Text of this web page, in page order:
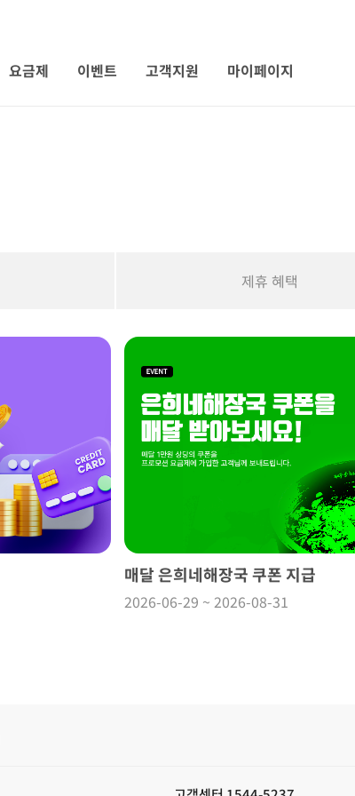
요금제 이벤트 고객지원 마이페이지
제휴 혜택
매달 은희네해장국 쿠폰 지급
2026-06-29 ~ 2026-08-31